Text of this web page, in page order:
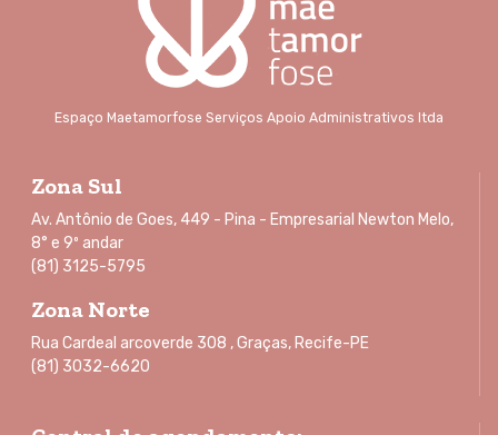
Espaço Maetamorfose Serviços Apoio Administrativos ltda
Zona Sul
Av. Antônio de Goes, 449 - Pina - Empresarial Newton Melo,
8° e 9º andar
(81) 3125-5795
Zona Norte
Rua Cardeal arcoverde 308 , Graças, Recife-PE
(81) 3032-6620